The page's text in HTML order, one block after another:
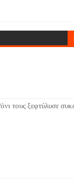
τους ξεφτύλυσε